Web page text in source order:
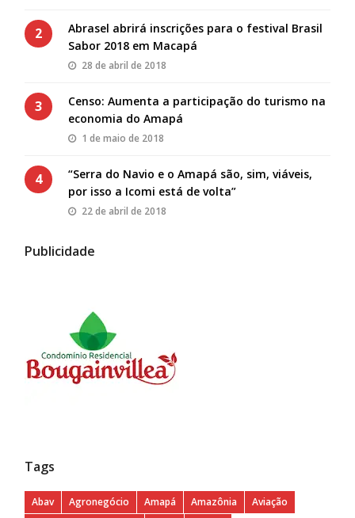
2
Abrasel abrirá inscrições para o festival Brasil
Sabor 2018 em Macapá
28 de abril de 2018
3
Censo: Aumenta a participação do turismo na
economia do Amapá
1 de maio de 2018
4
“Serra do Navio e o Amapá são, sim, viáveis,
por isso a Icomi está de volta”
22 de abril de 2018
Publicidade
Tags
Abav Agronegócio Amapá Amazônia
Aviação